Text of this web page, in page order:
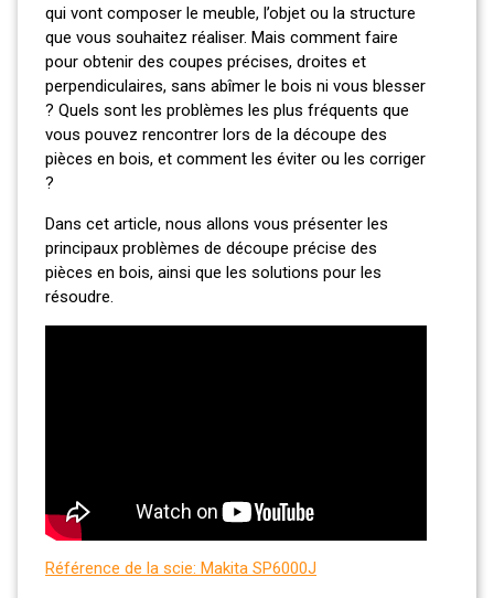
qui vont composer le meuble, l’objet ou la structure
que vous souhaitez réaliser. Mais comment faire
pour obtenir des coupes précises, droites et
perpendiculaires, sans abîmer le bois ni vous blesser
? Quels sont les problèmes les plus fréquents que
vous pouvez rencontrer lors de la découpe des
pièces en bois, et comment les éviter ou les corriger
?
Dans cet article, nous allons vous présenter les
principaux problèmes de découpe précise des
pièces en bois, ainsi que les solutions pour les
résoudre.
Référence de la scie: Makita SP6000J